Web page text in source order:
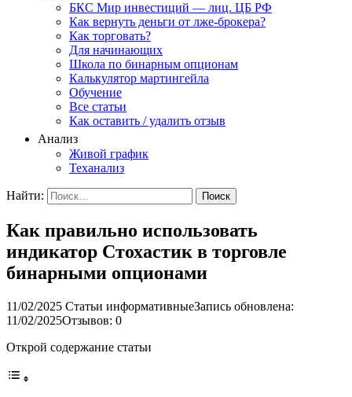
БКС Мир инвестиций — лиц. ЦБ РФ
Как вернуть деньги от лже-брокера?
Как торговать?
Для начинающих
Школа по бинарным опционам
Калькулятор мартингейла
Обучение
Все статьи
Как оставить / удалить отзыв
Анализ
Живой график
Теханализ
Найти:
Как правильно использовать
индикатор Стохастик в торговле
бинарными опционами
11/02/2025 Статьи информативныеЗапись обновлена:
11/02/2025Отзывов: 0
Открой содержание статьи